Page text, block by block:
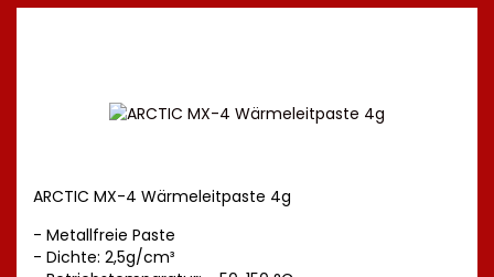
ARCTIC MX-4 Wärmeleitpaste 4g
- Metallfreie Paste
- Dichte: 2,5g/cm³